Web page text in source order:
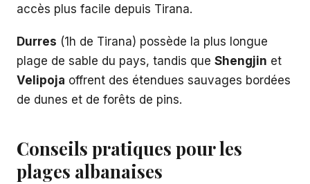
accès plus facile depuis Tirana.
Durres (1h de Tirana) possède la plus longue
plage de sable du pays, tandis que Shengjin et
Velipoja offrent des étendues sauvages bordées
de dunes et de forêts de pins.
Conseils pratiques pour les
plages albanaises